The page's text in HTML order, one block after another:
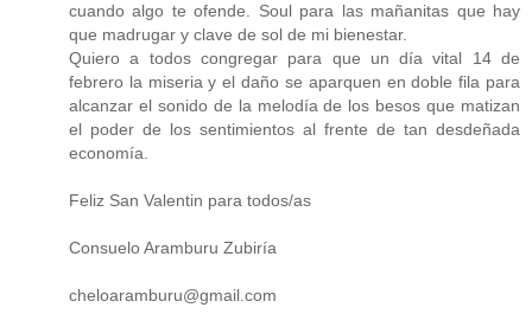
cuando algo te ofende. Soul para las mañanitas que hay
que madrugar y clave de sol de mi bienestar.
Quiero a todos congregar para que un día vital 14 de
febrero la miseria y el daño se aparquen en doble fila para
alcanzar el sonido de la melodía de los besos que matizan
el poder de los sentimientos al frente de tan desdeñada
economía.
Feliz San Valentin para todos/as
Consuelo Aramburu Zubiría
cheloaramburu@gmail.com